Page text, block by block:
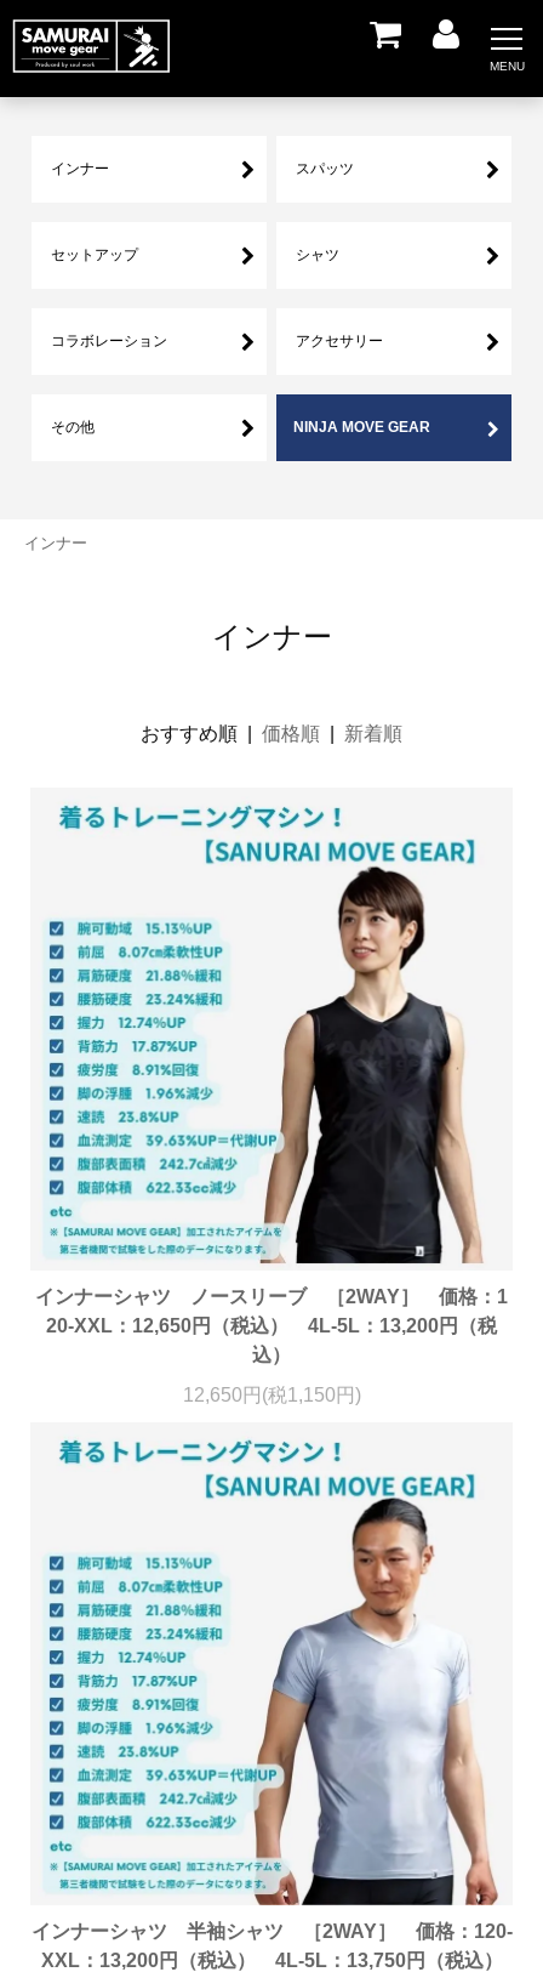
インナー スパッツ
セットアップ シャツ
コラボレーション アクセサリー
その他 NINJA MOVE GEAR
インナー
インナー
おすすめ順 | 価格順 新着順
インナーシャツ ノースリーブ ［2WAY］ 価格：1
20-XXL：12,650円（税込） 4L-5L：13,200円（税
込）
12,650円(税1,150円)
インナーシャツ 半袖シャツ ［2WAY］ 価格：120-
XXL：13,200円（税込） 4L-5L：13,750円（税込）